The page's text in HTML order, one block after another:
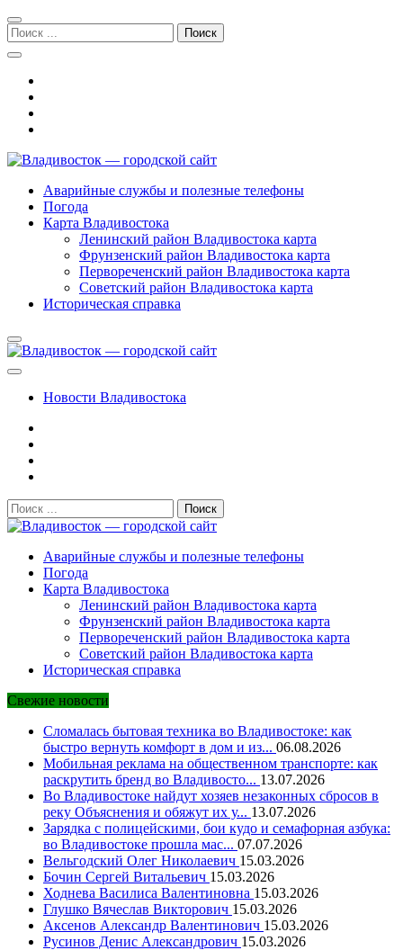
Перейти
к
навигации
Перейти
к
содержимому
Поиск:
Владивосток — городской сайт
Аварийные службы и полезные телефоны
Погода
Карта Владивостока
Ленинский район Владивостока карта
Фрунзенский район Владивостока карта
Первореченский район Владивостока карта
Советский район Владивостока карта
Историческая справка
Новости Владивостока
Поиск:
Владивосток — городской сайт
Аварийные службы и полезные телефоны
Погода
Карта Владивостока
Ленинский район Владивостока карта
Фрунзенский район Владивостока карта
Первореченский район Владивостока карта
Советский район Владивостока карта
Историческая справка
Свежие новости
Сломалась бытовая техника во Владивостоке: как
быстро вернуть комфорт в дом и из... 06.08.2026
Мобильная реклама на общественном транспорте: как
раскрутить бренд во Владивосто... 13.07.2026
Во Владивостоке найдут хозяев незаконных сбросов в
реку Объяснения и обяжут их у... 13.07.2026
Зарядка с полицейскими, бои кудо и семафорная азбука:
во Владивостоке прошла мас... 07.07.2026
Вельгодский Олег Николаевич 15.03.2026
Бочин Сергей Витальевич 15.03.2026
Ходнева Василиса Валентиновна 15.03.2026
Глушко Вячеслав Викторович 15.03.2026
Аксенов Александр Валентинович 15.03.2026
Русинов Денис Александрович 15.03.2026